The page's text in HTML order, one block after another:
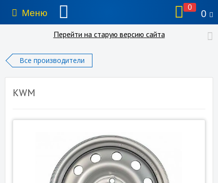
Меню
0
0
Перейти на старую версию сайта
Все производители
KWM